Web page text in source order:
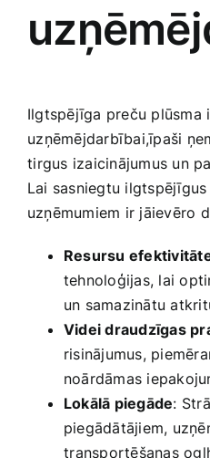
Ilgtspējīga preču plūsma
⁤uzņēmējdarbībai,īpaši
⁣tirgus izaicinājumus un
Lai sasniegtu
uzņēmumiem ir jāievēro
Resursu
tehnoloģijas, lai
un samazinātu
Videi draudzīgas
risinājumus,
noārdāmas
Lokālā piegāde:
piegādātājiem,
⁣transportēšanas